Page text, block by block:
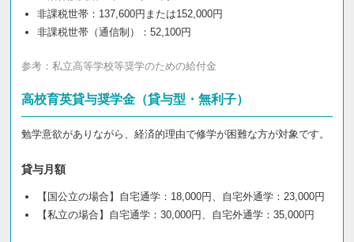
非課税世帯：137,600円または152,000円
非課税世帯（通信制）：52,100円
参考： 私立高等学校等奨学のための給付金
高校育英貸与奨学金（貸与型・無利子）
勉学意欲がありながら、経済的理由で修学が困難な方が対象です。
貸与月額
【国公立の場合】自宅通学：18,000円、自宅外通学：23,000円
【私立の場合】自宅通学：30,000円、自宅外通学：35,000円